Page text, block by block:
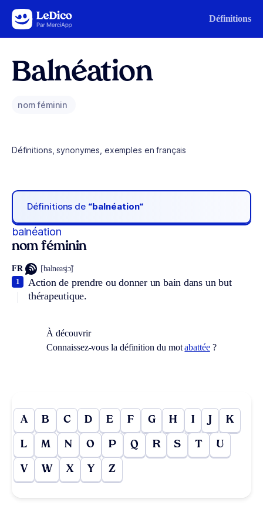
Aller au contenu Définitions
Balnéation
nom féminin
Définitions, synonymes, exemples en français
Définitions de “balnéation“
balnéation
nom féminin
FR [balneasjɔ̃]
Action de prendre ou donner un bain dans un but
thérapeutique.
1
À découvrir
Connaissez-vous la définition du motabattée?
A B C D E F G H I J K
L M N O P Q R S T U
V W X Y Z